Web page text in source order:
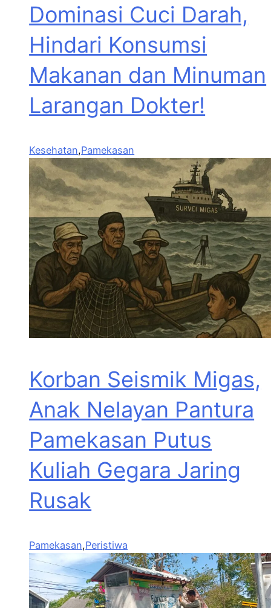
Dominasi Cuci Darah,
Hindari Konsumsi
Makanan dan Minuman
Larangan Dokter!
Kesehatan,Pamekasan
Korban Seismik Migas,
Anak Nelayan Pantura
Pamekasan Putus
Kuliah Gegara Jaring
Rusak
Pamekasan,Peristiwa